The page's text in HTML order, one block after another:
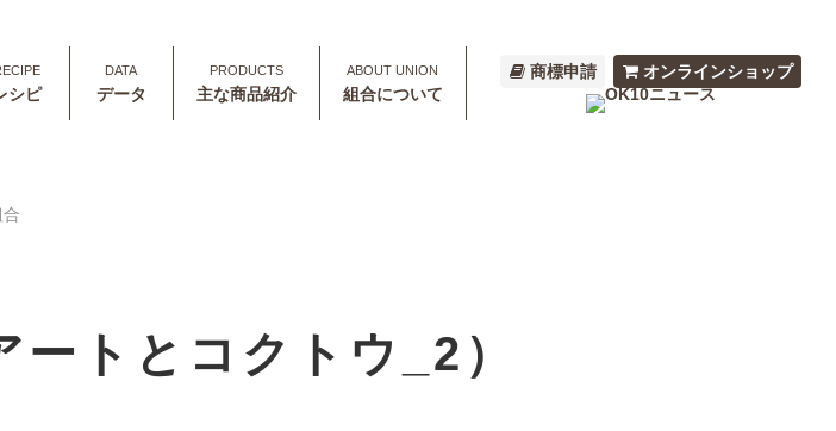
シピ データ 主な商品紹介 組合について
商標申請 オンラインショップ
ートとコクトウ_2）